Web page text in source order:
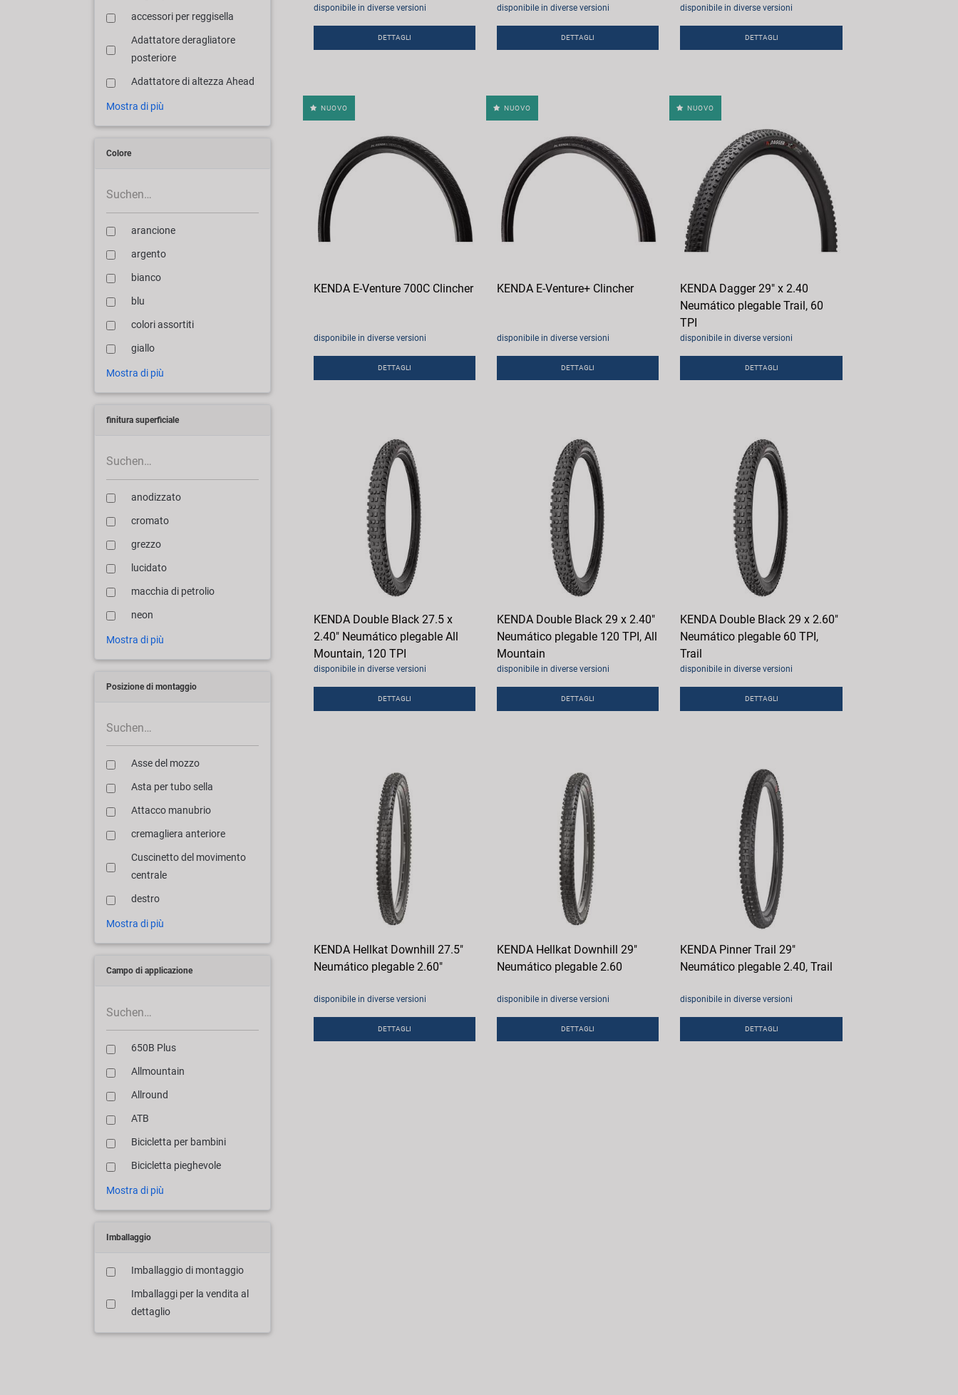
accessori per reggisella
Adattatore deragliatore
posteriore
Adattatore di altezza Ahead
Mostra di più
Colore
arancione
argento
bianco
blu
colori assortiti
giallo
Mostra di più
finitura superficiale
anodizzato
cromato
grezzo
lucidato
macchia di petrolio
neon
Mostra di più
Posizione di montaggio
Asse del mozzo
Asta per tubo sella
Attacco manubrio
cremagliera anteriore
Cuscinetto del movimento
centrale
destro
Mostra di più
Campo di applicazione
650B Plus
Allmountain
Allround
ATB
Bicicletta per bambini
Bicicletta pieghevole
Mostra di più
Imballaggio
Imballaggio di montaggio
Imballaggi per la vendita al
dettaglio
disponibile in diverse versioni
DETTAGLI
disponibile in diverse versioni
DETTAGLI
disponibile in diverse versioni
DETTAGLI
NUOVO
KENDA E-Venture 700C Clincher
disponibile in diverse versioni
DETTAGLI
NUOVO
KENDA E-Venture+ Clincher
disponibile in diverse versioni
DETTAGLI
NUOVO
KENDA Dagger 29" x 2.40
Neumático plegable Trail, 60
TPI
disponibile in diverse versioni
DETTAGLI
KENDA Double Black 27.5 x
2.40" Neumático plegable All
Mountain, 120 TPI
disponibile in diverse versioni
DETTAGLI
KENDA Double Black 29 x 2.40"
Neumático plegable 120 TPI, All
Mountain
disponibile in diverse versioni
DETTAGLI
KENDA Double Black 29 x 2.60"
Neumático plegable 60 TPI,
Trail
disponibile in diverse versioni
DETTAGLI
KENDA Hellkat Downhill 27.5"
Neumático plegable 2.60"
disponibile in diverse versioni
DETTAGLI
KENDA Hellkat Downhill 29"
Neumático plegable 2.60
disponibile in diverse versioni
DETTAGLI
KENDA Pinner Trail 29"
Neumático plegable 2.40, Trail
disponibile in diverse versioni
DETTAGLI